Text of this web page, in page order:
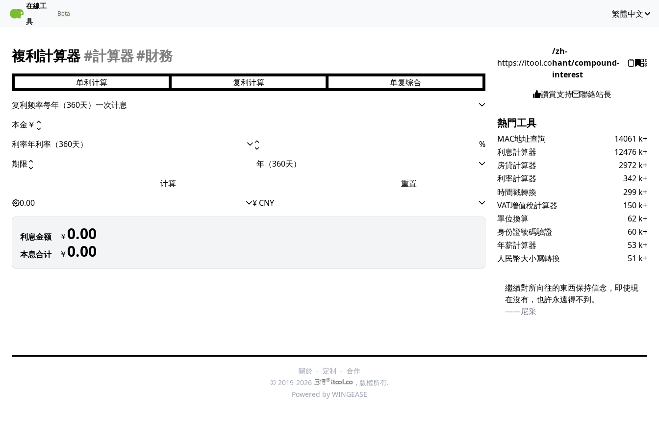
在線工
具
Beta 繁體中文
複利計算器#計算器#財務
单利计算 复利计算 单复综合
复利频率每年（360天）一次计息
本金 ￥
利率年利率（360天）
%
期限
年（360天）
计算
重置
0.00
¥ CNY
利息金额 ￥0.00
本息合计 ￥0.00
https://itool.co
/zh-
hant/compound-
interest
讚賞支持
聯絡站長
熱門工具
MAC地址查詢
14061 k+
利息計算器
12476 k+
房貸計算器
2972 k+
利率計算器
342 k+
時間戳轉換
299 k+
VAT增值稅計算器
150 k+
單位換算
62 k+
身份證號碼驗證
60 k+
年薪計算器
53 k+
人民幣大小寫轉換
51 k+
繼續對所向往的東西保持信念，即使現
在沒有，也許永遠得不到。
——尼采
關於 - 定制 - 合作
© 2019-2026
®
, 版權所有.
Powered by WINGEASE